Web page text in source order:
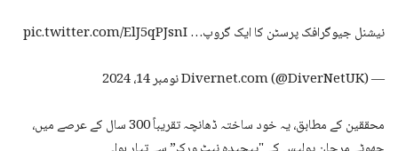
نیشنل جیوگرافک پرسٹن کا ایک گروپ… pic.twitter.com/ElJ5qPJsnI
— Divernet.com (@DiverNetUK) نومبر 14، 2024
محققین کے مطابق، یہ خود ساختہ ڈھانچہ تقریباً 300 سال کے عرصے میں،